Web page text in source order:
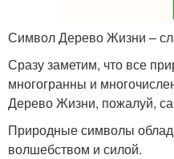
Символ Дерево Жизни –
Сразу заметим, что все
многогранны и
Дерево Жизни, пожалуй,
Природные символы
волшебством и силой.